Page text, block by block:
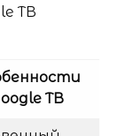
ТВ
ТВ